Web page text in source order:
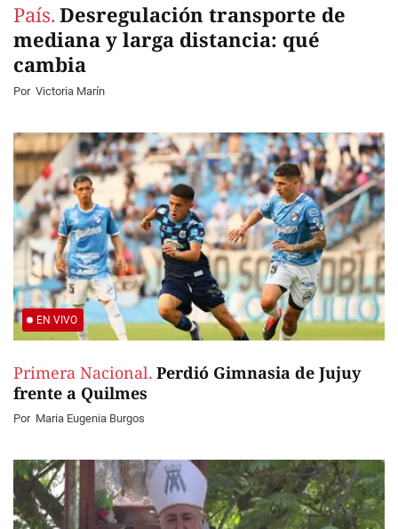
País. Desregulación transporte de
mediana y larga distancia: qué
cambia
Por Victoria Marín
EN VIVO
Primera Nacional. Perdió Gimnasia de Jujuy
frente a Quilmes
Por Maria Eugenia Burgos